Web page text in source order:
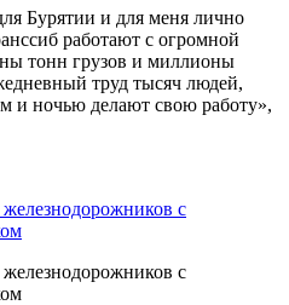
Бурятии и для меня лично
работают с огромной
тонн грузов и миллионы
труд тысяч людей,
и ночью делают свою работу»,
с
с